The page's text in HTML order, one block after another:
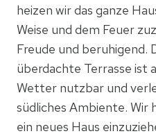
heizen wir das ganze
Weise und dem Feuer
Freude und beruhigend.
überdachte Terrasse ist
Wetter nutzbar und
südliches Ambiente. Wir
ein neues Haus